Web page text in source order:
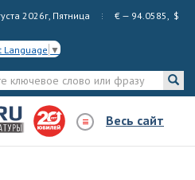
2026г, Пятница € — 94.0585, $
Language ▼
Весь сайт